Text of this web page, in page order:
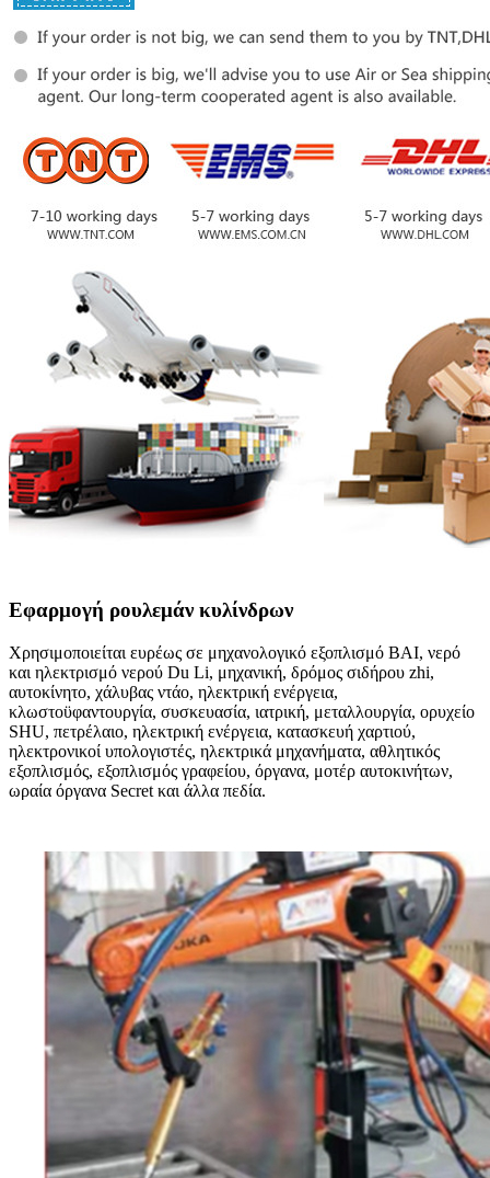
Εφαρμογή ρουλεμάν κυλίνδρων
Χρησιμοποιείται ευρέως σε μηχανολογικό εξοπλισμό BAI, νερό
και ηλεκτρισμό νερού Du Li, μηχανική, δρόμος σιδήρου zhi,
αυτοκίνητο, χάλυβας ντάο, ηλεκτρική ενέργεια,
κλωστοϋφαντουργία, συσκευασία, ιατρική, μεταλλουργία, ορυχείο
SHU, πετρέλαιο, ηλεκτρική ενέργεια, κατασκευή χαρτιού,
ηλεκτρονικοί υπολογιστές, ηλεκτρικά μηχανήματα, αθλητικός
εξοπλισμός, εξοπλισμός γραφείου, όργανα, μοτέρ αυτοκινήτων,
ωραία όργανα Secret και άλλα πεδία.